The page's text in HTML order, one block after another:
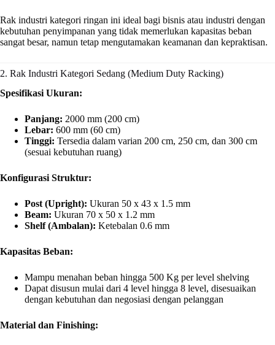
Rak industri kategori ringan ini ideal bagi bisnis atau industri dengan
kebutuhan penyimpanan yang tidak memerlukan kapasitas beban
sangat besar, namun tetap mengutamakan keamanan dan kepraktisan.
2. Rak Industri Kategori Sedang (Medium Duty Racking)
Spesifikasi Ukuran:
Panjang: 2000 mm (200 cm)
Lebar: 600 mm (60 cm)
Tinggi: Tersedia dalam varian 200 cm, 250 cm, dan 300 cm
(sesuai kebutuhan ruang)
Konfigurasi Struktur:
Post (Upright): Ukuran 50 x 43 x 1.5 mm
Beam: Ukuran 70 x 50 x 1.2 mm
Shelf (Ambalan): Ketebalan 0.6 mm
Kapasitas Beban:
Mampu menahan beban hingga 500 Kg per level shelving
Dapat disusun mulai dari 4 level hingga 8 level, disesuaikan
dengan kebutuhan dan negosiasi dengan pelanggan
Material dan Finishing: